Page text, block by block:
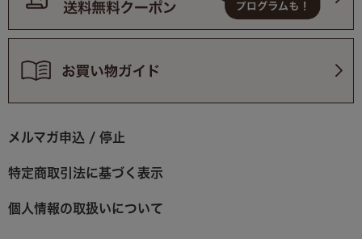
メルマガ申込 / 停止
特定商取引法に基づく表示
個人情報の取扱いについて